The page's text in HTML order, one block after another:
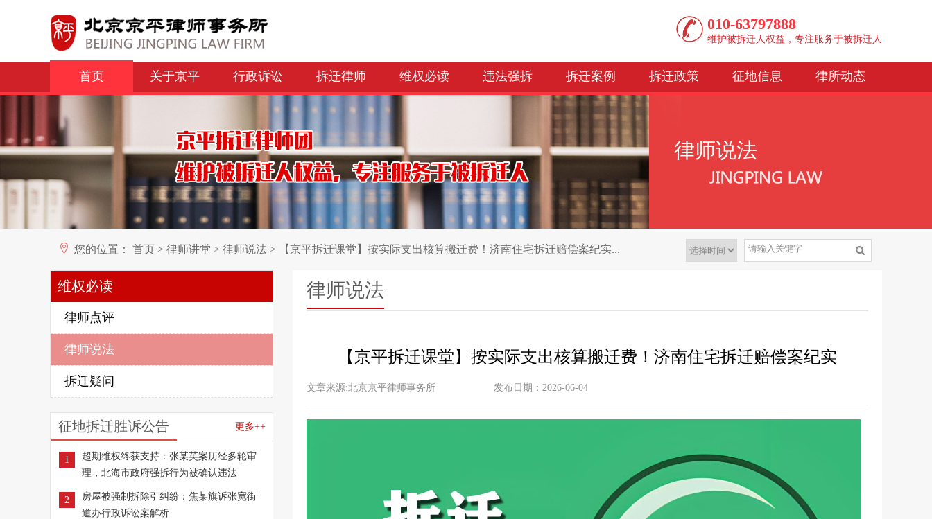
010-63797888
维护被拆迁人权益，专注服务于被拆迁人
首页 关于京平 行政诉讼 拆迁律师 维权必读 违法强拆 拆迁案例 拆迁政策 征地信息 律所动态
律师说法
您的位置： 首页 > 律师讲堂 > 律师说法 > 【京平拆迁课堂】按实际支出核算搬迁费！济南住宅拆迁赔偿案纪实...
维权必读
律师点评
律师说法
拆迁疑问
征地拆迁胜诉公告 更多++
1
超期维权终获支持：张某英案历经多轮审
理，北海市政府强拆行为被确认违法
2
房屋被强制拆除引纠纷：焦某旗诉张宽街
道办行政诉讼案解析
律师说法
【京平拆迁课堂】按实际支出核算搬迁费！济南住宅拆迁赔偿案纪实
文章来源:北京京平律师事务所 发布日期：2026-06-04